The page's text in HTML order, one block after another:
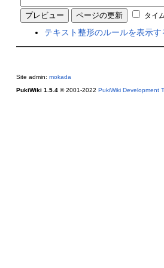
タイ
テキスト整形のルールを表示す
Site admin: mokada
PukiWiki 1.5.4© 2001-2022 PukiWiki Development